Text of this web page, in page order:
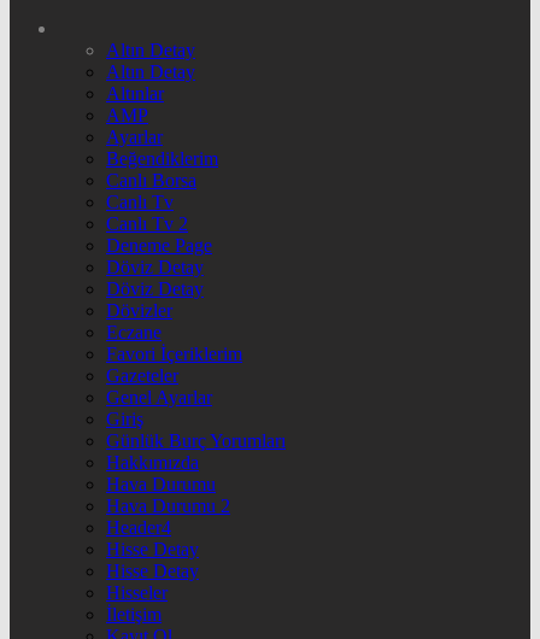
Altın Detay
Altın Detay
Altınlar
AMP
Ayarlar
Beğendiklerim
Canlı Borsa
Canlı Tv
Canlı Tv 2
Deneme Page
Döviz Detay
Döviz Detay
Dövizler
Eczane
Favori İçeriklerim
Gazeteler
Genel Ayarlar
Giriş
Günlük Burç Yorumları
Hakkımızda
Hava Durumu
Hava Durumu 2
Header4
Hisse Detay
Hisse Detay
Hisseler
İletişim